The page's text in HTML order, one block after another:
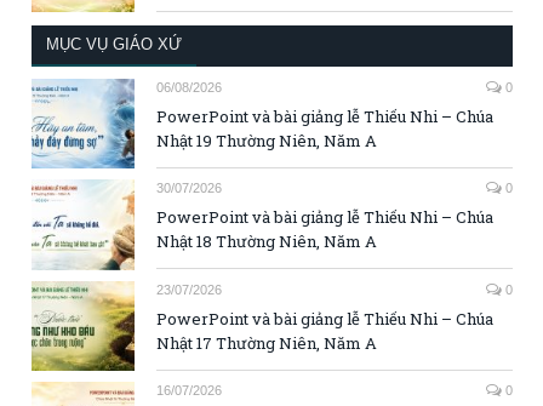
MỤC VỤ GIÁO XỨ
06/08/2026 0
PowerPoint và bài giảng lễ Thiếu Nhi – Chúa
Nhật 19 Thường Niên, Năm A
30/07/2026 0
PowerPoint và bài giảng lễ Thiếu Nhi – Chúa
Nhật 18 Thường Niên, Năm A
23/07/2026 0
PowerPoint và bài giảng lễ Thiếu Nhi – Chúa
Nhật 17 Thường Niên, Năm A
16/07/2026 0